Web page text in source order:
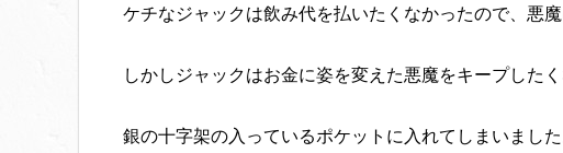
ケチなジャックは飲み代を払いたくなかったので、悪
しかしジャックはお金に姿を変えた悪魔をキープしたく
銀の十字架の入っているポケットに入れてしまいました